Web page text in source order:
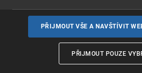
Označení původua
PŘIJMOUT VŠE A NAVŠTÍVIT
PŘIJMOUT POUZE